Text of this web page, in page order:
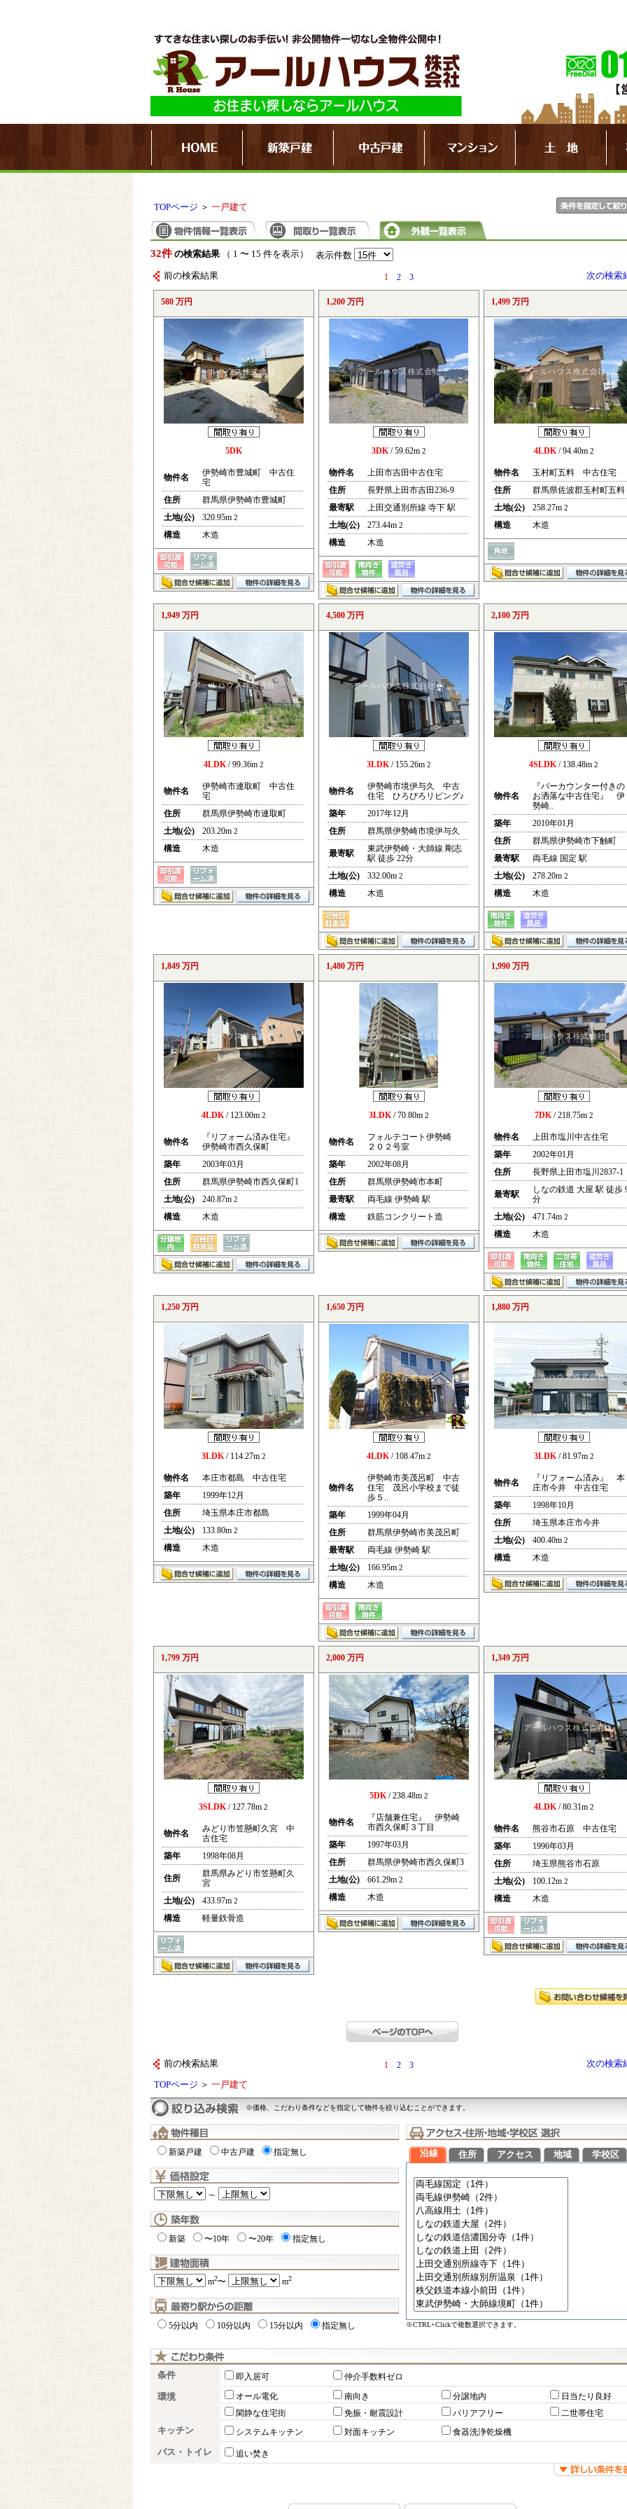
TOPページ ＞ 一戸建て
32件 の検索結果（ 1 〜 15 件を表示） 表示件数
前の検索結果 1 2 3 次の検索
580 万円
5DK
物件名
伊勢崎市豊城町 中古住
宅
住所
群馬県伊勢崎市豊城町
土地(公)
320.95m 2
構造 木造
1,200 万円
3DK/ 59.62m 2
物件名
上田市吉田中古住宅
住所
長野県上田市吉田236-9
最寄駅
上田交通別所線 寺下 駅
土地(公)
273.44m 2
構造 木造
1,499 万円
4LDK/ 94.40m 2
物件名
玉村町五料 中古住宅
住所
群馬県佐波郡玉村町五料
土地(公)
258.27m 2
構造 木造
1,949 万円
4LDK/ 99.36m 2
物件名
伊勢崎市連取町 中古住
宅
住所
群馬県伊勢崎市連取町
土地(公)
203.20m 2
構造 木造
4,500 万円
3LDK/ 155.26m 2
物件名
伊勢崎市境伊与久 中古
住宅 ひろびろリビング♪
築年
2017年12月
住所
群馬県伊勢崎市境伊与久
最寄駅
東武伊勢崎・大師線 剛志
駅 徒歩 22分
土地(公)
332.00m 2
構造 木造
2,100 万円
4SLDK/ 138.48m 2
物件名
『バーカウンター付きの
お洒落な中古住宅』 伊
勢崎..
築年
2010年01月
住所
群馬県伊勢崎市下触町
最寄駅
両毛線 国定 駅
土地(公)
278.20m 2
構造 木造
1,849 万円
4LDK/ 123.00m 2
物件名
『リフォーム済み住宅』
伊勢崎市西久保町
築年
2003年03月
住所
群馬県伊勢崎市西久保町1
土地(公)
240.87m 2
構造 木造
1,480 万円
3LDK/ 70.80m 2
物件名
フォルテコート伊勢崎
２０２号室
築年
2002年08月
住所
群馬県伊勢崎市本町
最寄駅
両毛線 伊勢崎 駅
構造
鉄筋コンクリート造
1,990 万円
7DK/ 218.75m 2
物件名
上田市塩川中古住宅
築年
2002年01月
住所
長野県上田市塩川2837-1
最寄駅
しなの鉄道 大屋 駅 徒歩
分
土地(公)
471.74m 2
構造 木造
1,250 万円
3LDK/ 114.27m 2
物件名
本庄市都島 中古住宅
築年
1999年12月
住所
埼玉県本庄市都島
土地(公)
133.80m 2
構造 木造
1,650 万円
4LDK/ 108.47m 2
物件名
伊勢崎市美茂呂町 中古
住宅 茂呂小学校まで徒
歩５..
築年
1999年04月
住所
群馬県伊勢崎市美茂呂町
最寄駅
両毛線 伊勢崎 駅
土地(公)
166.95m 2
構造 木造
1,880 万円
3LDK/ 81.97m 2
物件名
『リフォーム済み』 本
庄市今井 中古住宅
築年
1998年10月
住所
埼玉県本庄市今井
土地(公)
400.40m 2
構造 木造
1,799 万円
3SLDK/ 127.78m 2
物件名
みどり市笠懸町久宮 中
古住宅
築年
1998年08月
住所
群馬県みどり市笠懸町久
宮
土地(公)
433.97m 2
構造 軽量鉄骨造
2,000 万円
5DK/ 238.48m 2
物件名
『店舗兼住宅』 伊勢崎
市西久保町３丁目
築年
1997年03月
住所
群馬県伊勢崎市西久保町3
土地(公)
661.29m 2
構造 木造
1,349 万円
4LDK/ 80.31m 2
物件名
熊谷市石原 中古住宅
築年
1996年03月
住所
埼玉県熊谷市石原
土地(公)
100.12m 2
構造 木造
前の検索結果 1 2 3 次の検索
TOPページ ＞ 一戸建て
※価格、こだわり条件などを指定して物件を絞り込むことができます。
新築戸建 中古戸建 指定無し
～
新築 〜10年 〜20年 指定無し
m2〜 m2
5分以内 10分以内 15分以内 指定無し
沿線 住所 アクセス 地域 学校区
※CTRL+Clickで複数選択できます。
条件 即入居可 仲介手数料ゼロ
環境 オール電化 南向き 分譲地内
日当たり良好
閑静な住宅街
免振・耐震設計 バリアフリー 二世帯住宅
キッチン システムキッチン 対面キッチン 食器洗浄乾燥機
バス・トイレ 追い焚き